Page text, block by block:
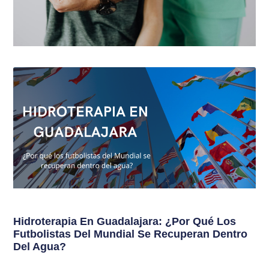
Hidroterapia En Guadalajara: ¿Por Qué Los
Futbolistas Del Mundial Se Recuperan Dentro
Del Agua?